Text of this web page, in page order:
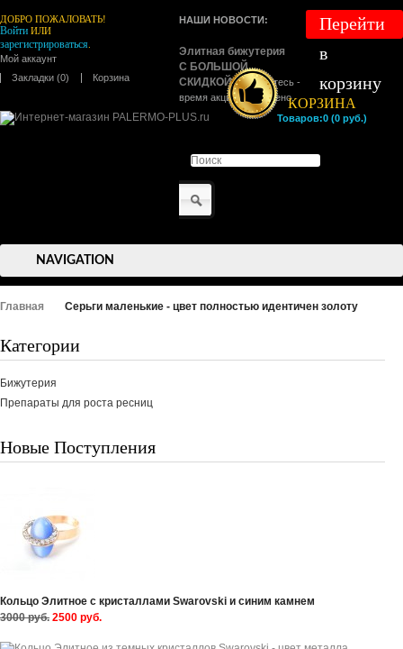
ДОБРО ПОЖАЛОВАТЬ!
Войти ИЛИ
зарегистрироваться
Мой аккаунт
Закладки (0)
Корзина
НАШИ НОВОСТИ:
Элитная бижутерия
С БОЛЬШОЙ
СКИДКОЙ !Торопитесь -
время акции ограничено.
Перейти
в
корзину
КОРЗИНА
Товаров:0 (0 руб.)
NAVIGATION
Главная Серьги маленькие - цвет полностью идентичен золоту
Категории
Бижутерия
Препараты для роста ресниц
Новые Поступления
Кольцо Элитное с кристаллами Swarovski и синим камнем
3000 руб. 2500 руб.